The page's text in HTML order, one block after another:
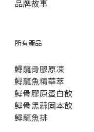
品牌故事
所有產品
鱘龍骨膠原凍
鱘龍魚精華萃
鱘骨膠原蛋白飲
鱘骨黑蒜固本飲
鱘龍魚排